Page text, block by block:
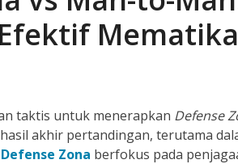
taktis untuk menerapkan Defense
akhir pertandingan, terutama
Defense Zona berfokus pada